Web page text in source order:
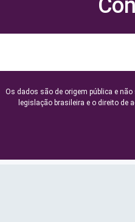
Os dados são de origem pública e
legislação brasileira e o direito de